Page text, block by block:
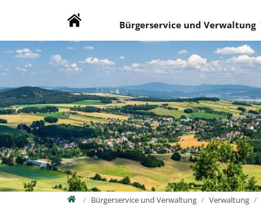
Bürgerservice und Verwaltung
HomeBürgerservice und Verwaltung Verwaltung